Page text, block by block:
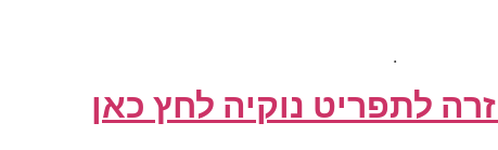
.
לתפריט נוקיה לחץ כאן